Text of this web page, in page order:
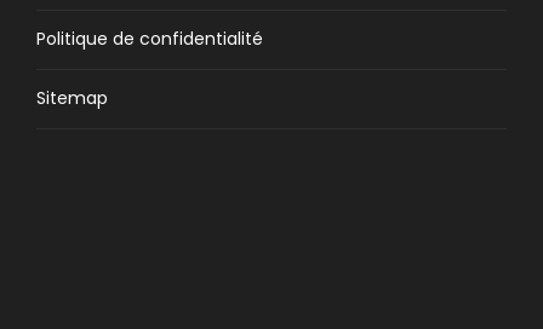
Politique de confidentialité
Sitemap